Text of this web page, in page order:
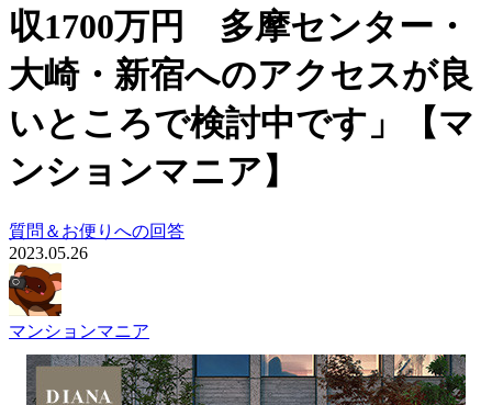
収1700万円 多摩センター・
大崎・新宿へのアクセスが良
いところで検討中です」【マ
ンションマニア】
質問＆お便りへの回答
2023.05.26
マンションマニア